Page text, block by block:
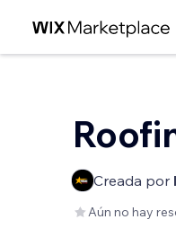
Creada por
Aún no hay